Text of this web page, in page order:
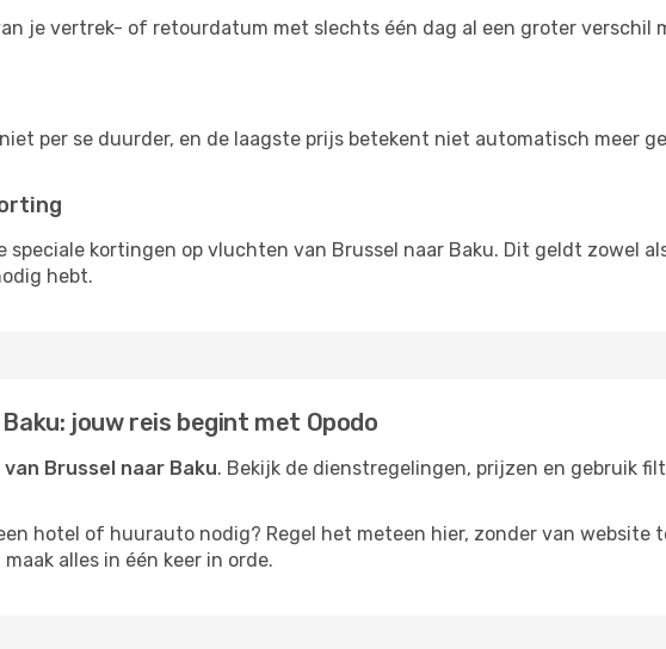
je vertrek- of retourdatum met slechts één dag al een groter verschil
per se duurder, en de laagste prijs betekent niet automatisch meer
speciale kortingen op vluchten van Brussel naar Baku. Dit geldt zowel
hebt.
jouw reis begint met Opodo
Brussel naar Baku. Bekijk de dienstregelingen, prijzen en gebruik
hotel of huurauto nodig? Regel het meteen hier, zonder van website
maak alles in één keer in orde.